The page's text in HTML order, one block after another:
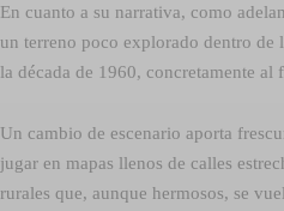
En cuanto a su narrativa, como
un terreno poco explorado dentro de
la década de 1960, concretamente
Un cambio de escenario aporta
jugar en mapas llenos de calles
rurales que, aunque hermosos, se